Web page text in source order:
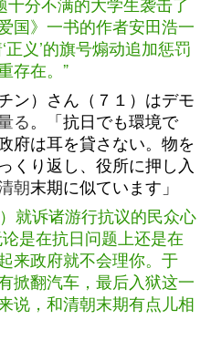
国》一书的作者安田浩一
义’的旗号煽动追加惩罚
存在。”
ン）さん（７１）はデモ
る。「抗日でも環境で
府は耳を貸さない。物を
くり返し、役所に押し入
朝末期に似ています」
就诉诸游行抗议的民众心
是在抗日问题上还是在
来政府就不会理你。于
掀翻汽车，最后入狱这一
说，和清朝末期有点儿相